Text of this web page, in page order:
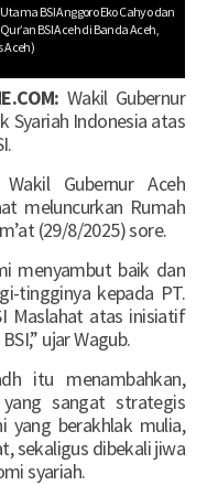
BSI Anggoro Eko Cahyo dan
BSI Aceh di Banda Aceh,
Aceh)
Wakil Gubernur
Syariah Indonesia atas
Gubernur Aceh
meluncurkan Rumah
(29/8/2025) sore.
menyambut baik dan
tingginya kepada PT.
Maslahat atas inisiatif
ujar Wagub.
itu menambahkan,
sangat strategis
yang berakhlak mulia,
sekaligus dibekali jiwa
syariah.